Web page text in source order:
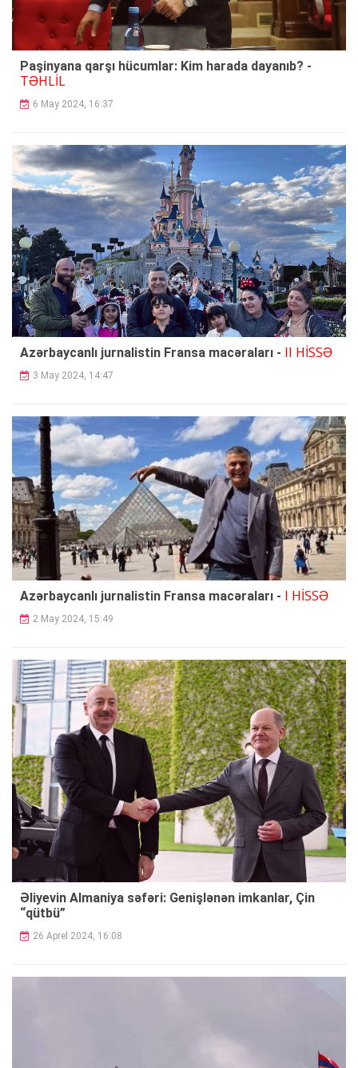
Paşinyana qarşı hücumlar: Kim harada dayanıb? -
TƏHLİL
6 May 2024, 16:37
Azərbaycanlı jurnalistin Fransa macəraları - II HİSSƏ
3 May 2024, 14:47
Azərbaycanlı jurnalistin Fransa macəraları - I HİSSƏ
2 May 2024, 15:49
Əliyevin Almaniya səfəri: Genişlənən imkanlar, Çin
“qütbü”
26 Aprel 2024, 16:08